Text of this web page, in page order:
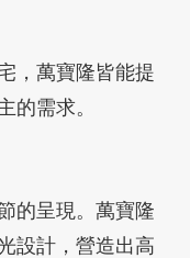
，萬寶隆皆能提
的需求。
的呈現。萬寶隆
設計，營造出高